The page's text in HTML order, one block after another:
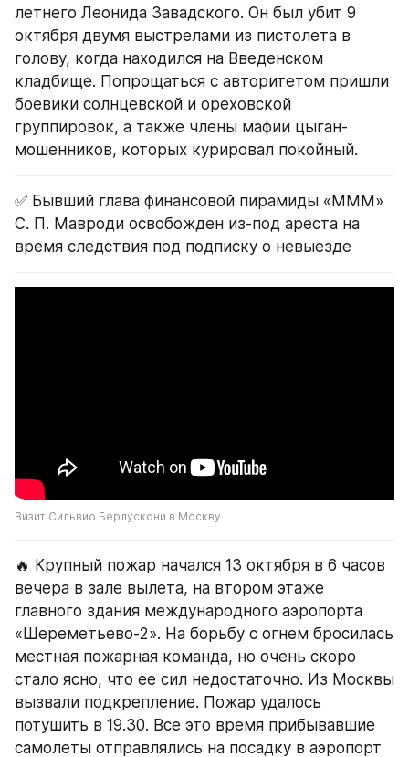
летнего Леонида Завадского. Он был убит 9
октября двумя выстрелами из пистолета в
голову, когда находился на Введенском
кладбище. Попрощаться с авторитетом пришли
боевики солнцевской и ореховской
группировок, а также члены мафии цыган-
мошенников, которых курировал покойный.
✅ Бывший глава финансовой пирамиды «МММ»
С. П. Мавроди освобожден из-под ареста на
время следствия под подписку о невыезде
Визит Сильвио Берлускони в Москву
🔥 Крупный пожар начался 13 октября в 6 часов
вечера в зале вылета, на втором этаже
главного здания международного аэропорта
«Шереметьево-2». На борьбу с огнем бросилась
местная пожарная команда, но очень скоро
стало ясно, что ее сил недостаточно. Из Москвы
вызвали подкрепление. Пожар удалось
потушить в 19.30. Все это время прибывавшие
самолеты отправлялись на посадку в аэропорт